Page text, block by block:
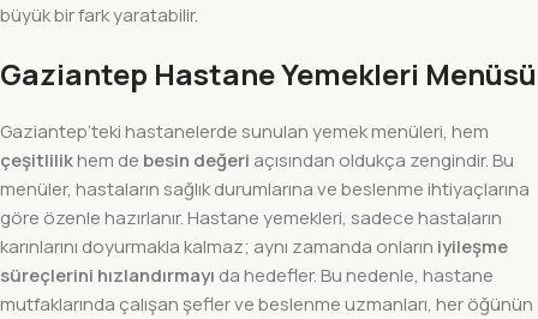
büyük bir fark yaratabilir.
Gaziantep Hastane Yemekleri Menüsü
Gaziantep’teki hastanelerde sunulan yemek menüleri, hem
çeşitlilikhem de besin değeri açısından oldukça zengindir. Bu
menüler, hastaların sağlık durumlarına ve beslenme ihtiyaçlarına
göre özenle hazırlanır. Hastane yemekleri, sadece hastaların
karınlarını doyurmakla kalmaz; aynı zamanda onların iyileşme
süreçlerini hızlandırmayı da hedefler. Bu nedenle, hastane
mutfaklarında çalışan şefler ve beslenme uzmanları, her öğünün